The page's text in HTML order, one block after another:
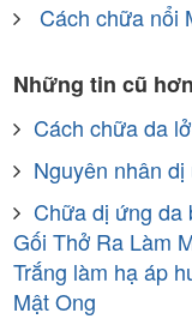
Cách chữa nổi
Những tin cũ hơn
Cách chữa da
Nguyên nhân
Chữa dị ứng da
Gối Thở Ra Làm
Trắng làm hạ áp
Mật Ong